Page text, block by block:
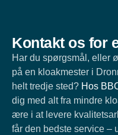
Kontakt os for
Har du spørgsmål, eller
på en kloakmester i
helt tredje sted? Hos
dig med alt fra mindre
ære i at levere
får den bedste service –